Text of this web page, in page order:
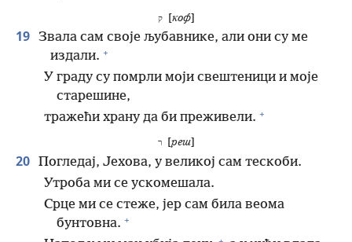
ק[ коф]
19 Звала сам своје љубавнике, али они су ме
издали. +
У граду су помрли моји свештеници и моје
старешине,
тражећи храну да би преживели. +
ר[ реш]
20 Погледај, Јехова, у великој сам тескоби.
Утроба ми се ускомешала.
Срце ми се стеже, јер сам била веома
бунтовна. +